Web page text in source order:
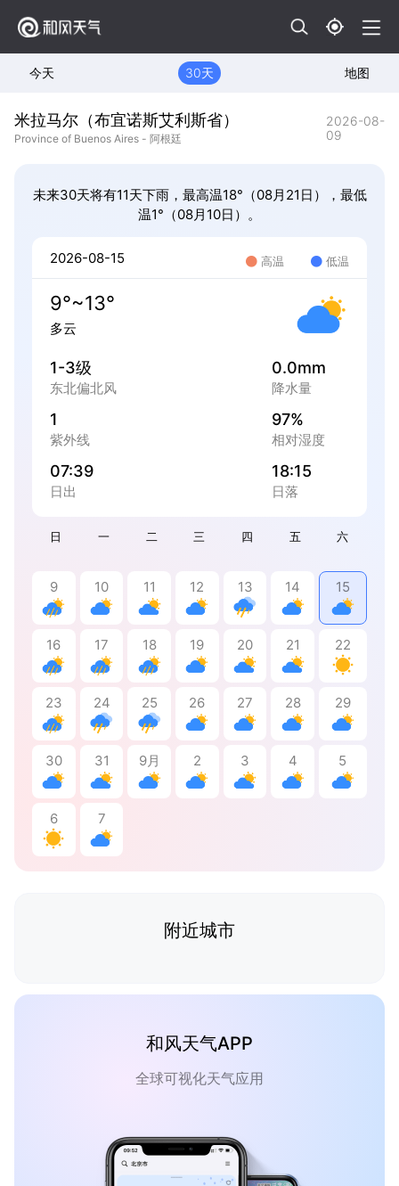
今天 30天 地图
米拉马尔（布宜诺斯艾利斯省）
Province of Buenos Aires - 阿根廷
2026-08-
09
未来30天将有11天下雨，最高温18°（08月21日），最低
温1°（08月10日）。
日 一 二 三 四 五 六
9 10 11 12 13 14 15
16 17 18 19 20 21 22
23 24 25 26 27 28 29
30 31 9月 2 3 4 5
6 7
2026-08-15 高温 低温
9°~13°
多云
1-3级
东北偏北风
0.0mm
降水量
1
紫外线
97%
相对湿度
07:39
日出
18:15
日落
附近城市
和风天气APP
全球可视化天气应用